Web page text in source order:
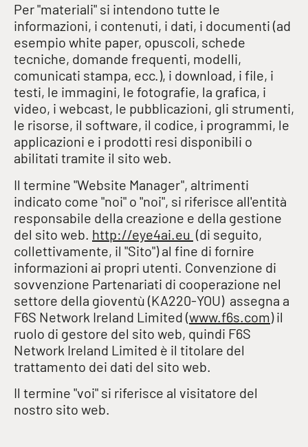
Per "materiali" si intendono tutte le
informazioni, i contenuti, i dati, i documenti (ad
esempio white paper, opuscoli, schede
tecniche, domande frequenti, modelli,
comunicati stampa, ecc.), i download, i file, i
testi, le immagini, le fotografie, la grafica, i
video, i webcast, le pubblicazioni, gli strumenti,
le risorse, il software, il codice, i programmi, le
applicazioni e i prodotti resi disponibili o
abilitati tramite il sito web.
Il termine "Website Manager", altrimenti
indicato come "noi" o "noi", si riferisce all'entità
responsabile della creazione e della gestione
del sito web. http://eye4ai.eu (di seguito,
collettivamente, il "Sito") al fine di fornire
informazioni ai propri utenti. Convenzione di
sovvenzione Partenariati di cooperazione nel
settore della gioventù (KA220-YOU) assegna a
F6S Network Ireland Limited (www.f6s.com) il
ruolo di gestore del sito web, quindi F6S
Network Ireland Limited è il titolare del
trattamento dei dati del sito web.
Il termine "voi" si riferisce al visitatore del
nostro sito web.